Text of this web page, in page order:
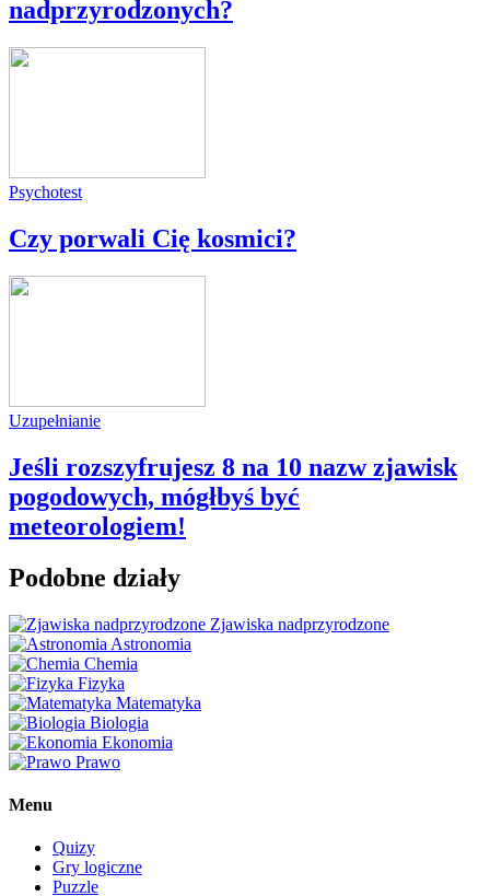
nadprzyrodzonych?
Psychotest
Czy porwali Cię kosmici?
Uzupełnianie
Jeśli rozszyfrujesz 8 na 10 nazw zjawisk
pogodowych, mógłbyś być
meteorologiem!
Podobne działy
Zjawiska nadprzyrodzone
Astronomia
Chemia
Fizyka
Matematyka
Biologia
Ekonomia
Prawo
Menu
Quizy
Gry logiczne
Puzzle